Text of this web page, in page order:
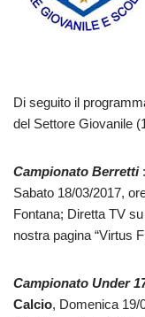
Di seguito il
del Settore Giovanile
Campionato Berretti :
Sabato 18/03/2017,
Fontana; Diretta TV
nostra pagina “Virtus
Campionato Under
Calcio, Domenica 19/